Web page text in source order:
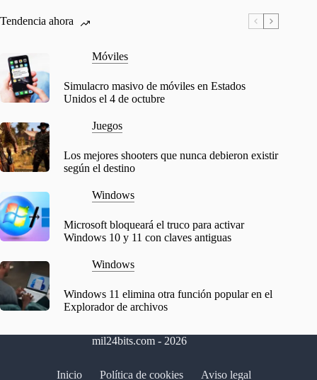
Tendencia ahora
Móviles
Simulacro masivo de móviles en Estados
Unidos el 4 de octubre
Juegos
Los mejores shooters que nunca debieron existir
según el destino
Windows
Microsoft bloqueará el truco para activar
Windows 10 y 11 con claves antiguas
Windows
Windows 11 elimina otra función popular en el
Explorador de archivos
mil24bits.com - 2026
Inicio Política de cookies Aviso legal